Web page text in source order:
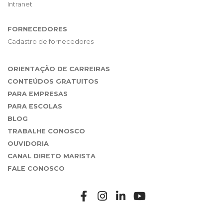
Intranet
FORNECEDORES
Cadastro de fornecedores
ORIENTAÇÃO DE CARREIRAS
CONTEÚDOS GRATUITOS
PARA EMPRESAS
PARA ESCOLAS
BLOG
TRABALHE CONOSCO
OUVIDORIA
CANAL DIRETO MARISTA
FALE CONOSCO